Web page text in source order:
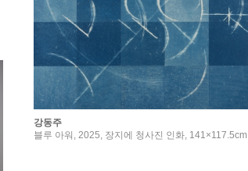
강동주
블루 아워, 2025, 장지에 청사진 인화, 141×117.5cm